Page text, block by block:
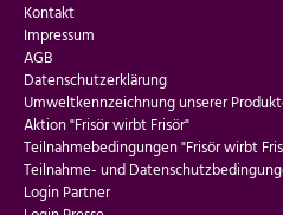
Kontakt
Impressum
AGB
Datenschutzerklärung
Umweltkennzeichnung unserer
Aktion "Frisör wirbt Frisör"
Teilnahmebedingungen "Frisör wirbt
Teilnahme- und
Login Partner